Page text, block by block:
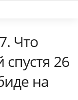
Что
спустя 26
на